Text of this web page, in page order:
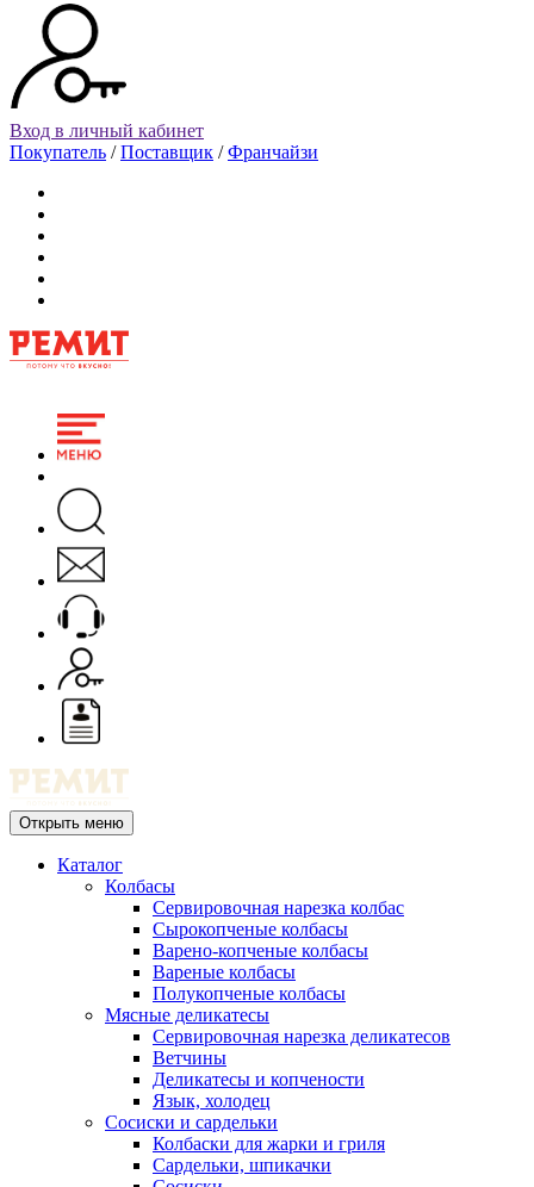
Вход в личный кабинет
Покупатель /Поставщик /Франчайзи
Открыть меню
Каталог
Колбасы
Сервировочная нарезка колбас
Сырокопченые колбасы
Варено-копченые колбасы
Вареные колбасы
Полукопченые колбасы
Мясные деликатесы
Сервировочная нарезка деликатесов
Ветчины
Деликатесы и копчености
Язык, холодец
Сосиски и сардельки
Колбаски для жарки и гриля
Сардельки, шпикачки